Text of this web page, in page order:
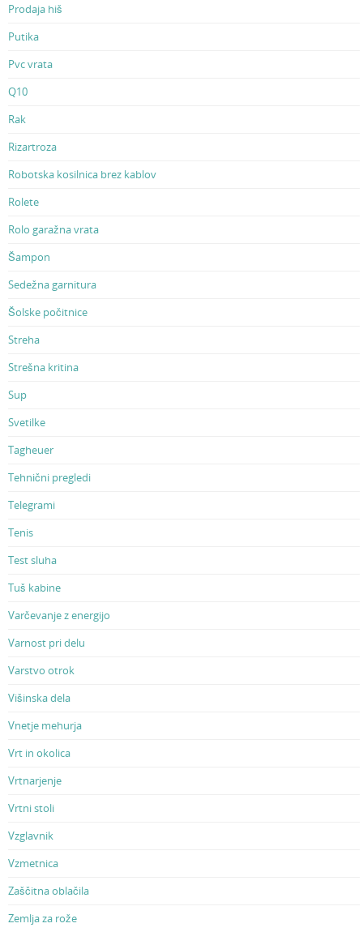
Prodaja hiš
Putika
Pvc vrata
Q10
Rak
Rizartroza
Robotska kosilnica brez kablov
Rolete
Rolo garažna vrata
Šampon
Sedežna garnitura
Šolske počitnice
Streha
Strešna kritina
Sup
Svetilke
Tagheuer
Tehnični pregledi
Telegrami
Tenis
Test sluha
Tuš kabine
Varčevanje z energijo
Varnost pri delu
Varstvo otrok
Višinska dela
Vnetje mehurja
Vrt in okolica
Vrtnarjenje
Vrtni stoli
Vzglavnik
Vzmetnica
Zaščitna oblačila
Zemlja za rože